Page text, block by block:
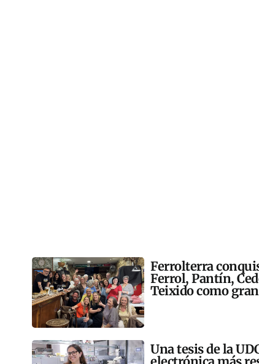
Ferrolterra
Ferrol, Pantín,
Teixido como
Una tesis de la